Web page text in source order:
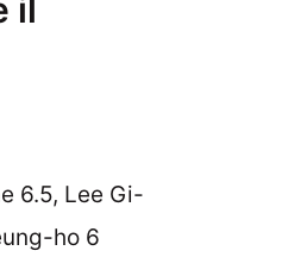
il
6.5, Lee Gi-
ho 6